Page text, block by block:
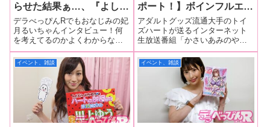
らせた結果ぁ…、『よし、
東京に出てハプバーに行こ
う』ってなって」「勇気を
出して店に入ってみたら、
そこに白いブリーフだけの
紳士がいて…」その2
デラべっぴんRでもおなじみの妃
月るいちゃんインタビュー！何
を考えてるのかよくわからな
い？ミステリアスなオタク美女
の本質に迫ります！（全4回 そ
の2）▼インタビューその1こじ
らせた結果、「よし、東京に出
てハプバーに行こう」あとさ、
前編の8Ｐの
ポート！】ボインフルエン
サーの澁谷果歩ちゃんがゲ
ストで登場！ 「ひとりで
（オナニー）するときは
BLがちょうどいい」と生
告白！
アダルトグッズ流通大手のトイ
ズハートが送るインターネット
生放送番組「かさいあみのやお
い穴」が11月22日に放送。司会
はアダルト業界のみならず、BL
界からも注目される腐女子でア
ニヲタの“性優”・かさいあみちゃ
ん。彼女がゲストを迎えBLに潜
イベント、雑談 イベント、雑談